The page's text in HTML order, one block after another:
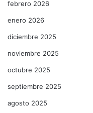
febrero 2026
enero 2026
diciembre 2025
noviembre 2025
octubre 2025
septiembre 2025
agosto 2025